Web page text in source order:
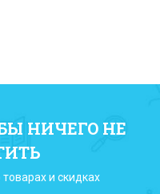
НИЧЕГО НЕ
и скидках